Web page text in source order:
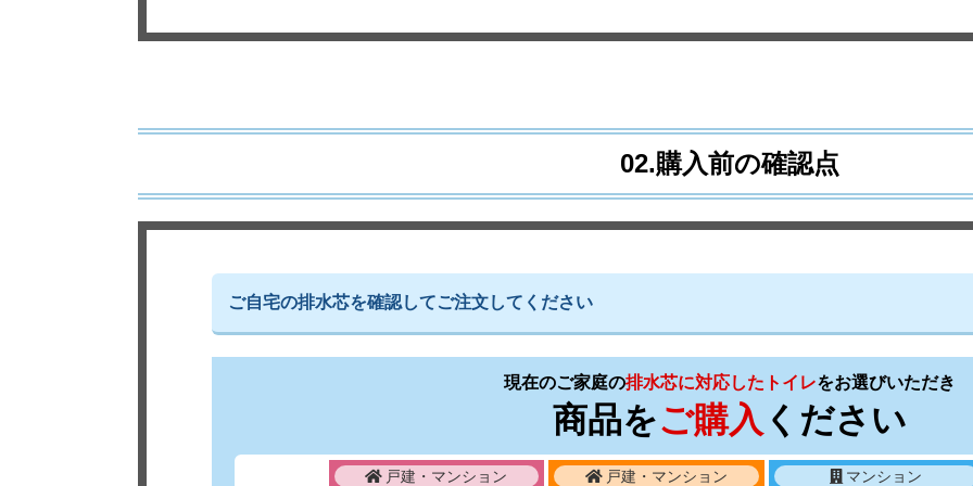
02.購入前の確認点
ご自宅の排水芯を確認してご注文してください
現在のご家庭の排水芯に対応したトイレをお選びいただき
商品をご購入 ください
戸建・マンション 戸建・マンション マンション